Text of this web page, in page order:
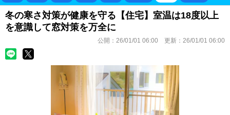
冬の寒さ対策が健康を守る【住宅】室温は18度以上
を意識して窓対策を万全に
公開： 26/01/01 06:00 更新： 26/01/01 06:00